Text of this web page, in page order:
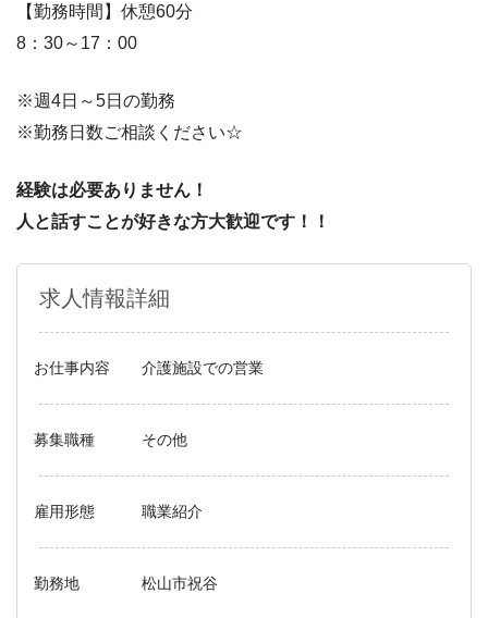
【勤務時間】休憩60分
8：30～17：00
※週4日～5日の勤務
※勤務日数ご相談ください☆
経験は必要ありません！
人と話すことが好きな方大歓迎です！！
求人情報詳細
お仕事内容 介護施設での営業
募集職種 その他
雇用形態 職業紹介
勤務地 松山市祝谷